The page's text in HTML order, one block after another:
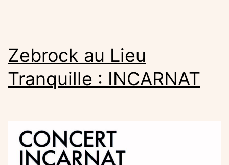
Zebrock au Lieu
Tranquille : INCARNAT